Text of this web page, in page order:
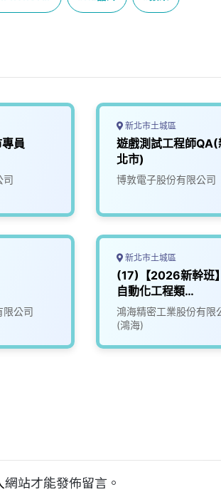
e
L
員
司
限公司
新北市土城區
遊戲測試工程師QA(
北市)
博敦電子股份有限公司
新北市土城區
(17)【2026新幹班】
自動化工程類
Automation
Engineering
鴻海精密工業股份有限
(鴻海)
網站才能發佈留言。